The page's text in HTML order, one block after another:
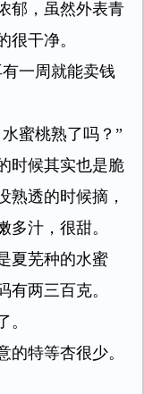
郁，虽然外表青
很干净。
一周就能卖钱
蜜桃熟了吗？”
时候其实也是脆
熟透的时候摘，
多汁，很甜。
夏芜种的水蜜
有两三百克。
。
的特等杏很少。